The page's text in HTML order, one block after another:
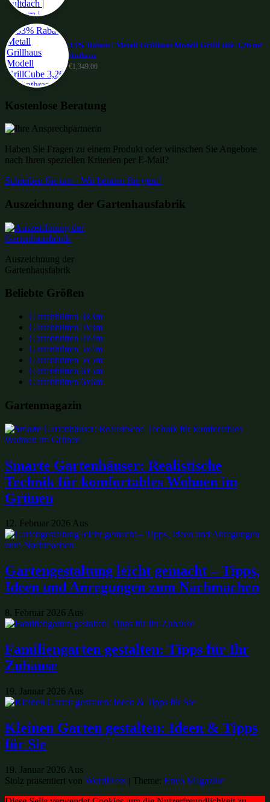
33% Rabatt ! Metall Grillhaus Modell GrillCube 3,26 m²
Anthraz
€1,349.00
Kostenlose Beratung
Haben Sie Fragen zu einem Produkt oder wünschen Sie Angebote
nach Ihren speziellen Kriterien per E-Mail?
Schreiben Sie uns - Wir beraten Sie gern!
Auszeichnung der Gartenhausfabrik
Auszeichnung der
Gartenhausfabrik
Beliebte Größen
Gartenhütten 3x3m
Gartenhütten 4x3m
Gartenhütten 4x4m
Gartenhütten 5x4m
Gartenhütten 5x5m
Gartenhütten 6x5m
Gartenhütten 6x6m
Gartenmagazin
Smarte Gartenhäuser: Realistische
Technik für komfortables Wohnen im
Grünen
12. Februar 2026 Aus
Gartengestaltung leicht gemacht – Tipps,
Ideen und Anregungen zum Nachmachen
8. Februar 2026 Aus
Familiengarten gestalten: Tipps für Ihr
Zuhause
19. Januar 2026 Aus
Kleinen Garten gestalten: Ideen & Tipps
für Sie
19. Januar 2026 Aus
Stolz präsentiert von WordPress | Theme: Envo Magazine